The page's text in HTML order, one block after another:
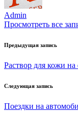
Admin
Просмотреть все
Навигация
по
Предыдущая запись
Раствор для кожи
Следующая запись
Поездки на